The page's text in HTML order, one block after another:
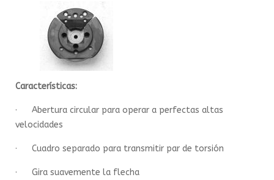
Características:
· Abertura circular para operar a perfectas altas
velocidades
· Cuadro separado para transmitir par de torsión
· Gira suavemente la flecha